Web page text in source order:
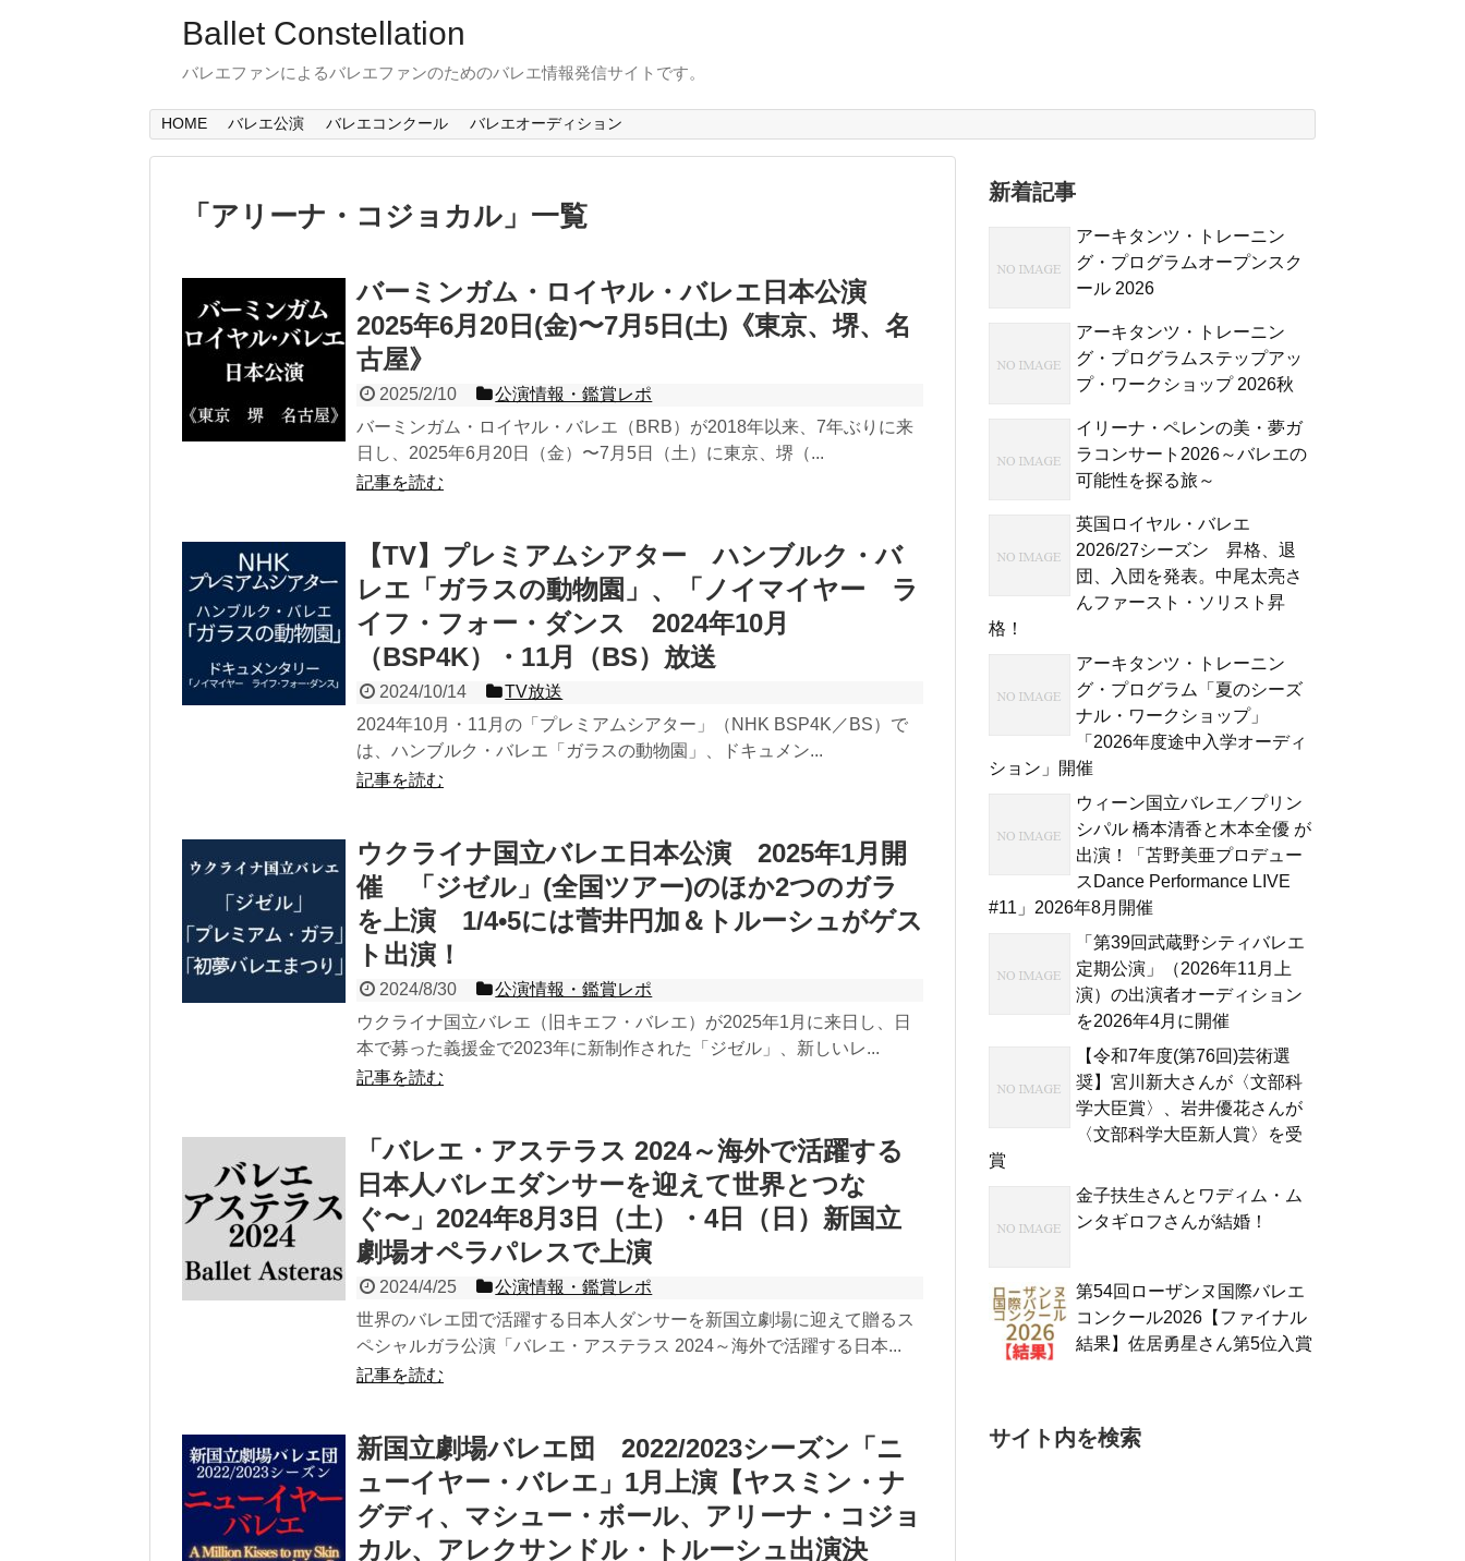
Ballet Constellation
バレエファンによるバレエファンのためのバレエ情報発信サイトです。
HOME バレエ公演 バレエコンクール バレエオーディション
「 アリーナ・コジョカル 」 一覧
バーミンガム・ロイヤル・バレエ日本公演
2025年6月20日(金)〜7月5日(土)《東京、堺、名
古屋》
2025/2/10
公演情報・鑑賞レポ
バーミンガム・ロイヤル・バレエ（BRB）が2018年以来、7年ぶりに来
日し、2025年6月20日（金）〜7月5日（土）に東京、堺（...
記事を読む
【TV】プレミアムシアター ハンブルク・バ
レエ「ガラスの動物園」、「ノイマイヤー ラ
イフ・フォー・ダンス 2024年10月
（BSP4K）・11月（BS）放送
2024/10/14
TV放送
2024年10月・11月の「プレミアムシアター」（NHK BSP4K／BS）で
は、ハンブルク・バレエ「ガラスの動物園」、ドキュメン...
記事を読む
ウクライナ国立バレエ日本公演 2025年1月開
催 「ジゼル」(全国ツアー)のほか2つのガラ
を上演 1/4•5には菅井円加＆トルーシュがゲス
ト出演！
2024/8/30
公演情報・鑑賞レポ
ウクライナ国立バレエ（旧キエフ・バレエ）が2025年1月に来日し、日
本で募った義援金で2023年に新制作された「ジゼル」、新しいレ...
記事を読む
「バレエ・アステラス 2024～海外で活躍する
日本人バレエダンサーを迎えて世界とつな
ぐ〜」2024年8月3日（土）・4日（日）新国立
劇場オペラパレスで上演
2024/4/25
公演情報・鑑賞レポ
世界のバレエ団で活躍する日本人ダンサーを新国立劇場に迎えて贈るス
ペシャルガラ公演「バレエ・アステラス 2024～海外で活躍する日本...
記事を読む
新国立劇場バレエ団 2022/2023シーズン「ニ
ューイヤー・バレエ」1月上演【ヤスミン・ナ
グディ、マシュー・ボール、アリーナ・コジョ
カル、アレクサンドル・トルーシュ出演決
新着記事
アーキタンツ・トレーニン
グ・プログラムオープンスク
ール 2026
アーキタンツ・トレーニン
グ・プログラムステップアッ
プ・ワークショップ 2026秋
イリーナ・ペレンの美・夢ガ
ラコンサート2026～バレエの
可能性を探る旅～
英国ロイヤル・バレエ
2026/27シーズン 昇格、退
団、入団を発表。中尾太亮さ
んファースト・ソリスト昇
格！
アーキタンツ・トレーニン
グ・プログラム「夏のシーズ
ナル・ワークショップ」
「2026年度途中入学オーディ
ション」開催
ウィーン国立バレエ／プリン
シパル 橋本清香と木本全優 が
出演！「苫野美亜プロデュー
スDance Performance LIVE
#11」2026年8月開催
「第39回武蔵野シティバレエ
定期公演」（2026年11月上
演）の出演者オーディション
を2026年4月に開催
【令和7年度(第76回)芸術選
奨】宮川新大さんが〈文部科
学大臣賞〉、岩井優花さんが
〈文部科学大臣新人賞〉を受
賞
金子扶生さんとワディム・ム
ンタギロフさんが結婚！
第54回ローザンヌ国際バレエ
コンクール2026【ファイナル
結果】佐居勇星さん第5位入賞
サイト内を検索